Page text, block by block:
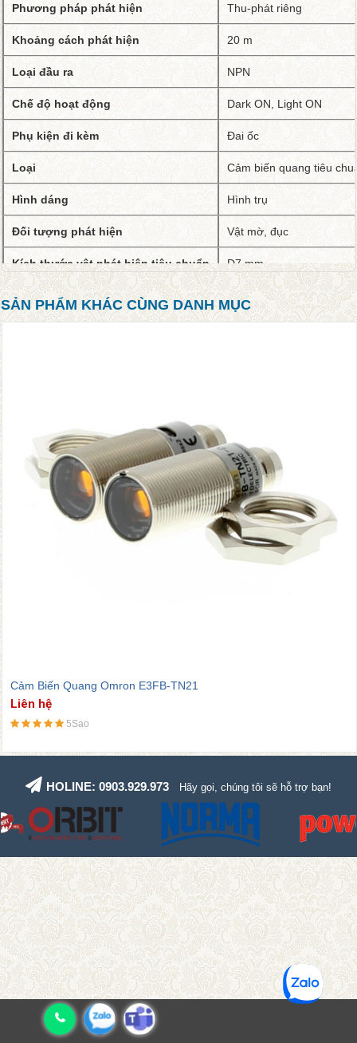
Phương pháp phát hiện Thu-phát riêng
Khoảng cách phát hiện 20 m
Loại đầu ra NPN
Chế độ hoạt động Dark ON, Light ON
Phụ kiện đi kèm Đai ốc
Loại Cảm biến quang tiêu
Hình dáng Hình trụ
Đối tượng phát hiện Vật mờ, đục
Kích thước vật phát hiện tiêu chuẩn D7 mm
Nguồn sáng LED đỏ
Chức năng Có thể lựa chọn Light-
Truyền thông Không
Vật liệu vỏ Đồng thau niken
Xuyên qua lỗ
Môi trường hoạt động
Nhiệt độ môi trường
Khối lượng tương đối
Đường kính tổng thể 18 mm
Chiều dài tổng thể 44 mm
Cấp bảo vệ IP67, IP69K
Tiêu chuẩn CE
SẢN PHẨM KHÁC CÙNG DANH MỤC
Cảm Biến Quang Omron E3FB-TN21
Liên hệ
5Sao
HOLINE: 0903.929.973 Hãy gọi, chúng tôi sẽ hỗ trợ bạn!